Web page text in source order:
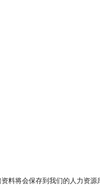
料将会保存到我们的人力资源